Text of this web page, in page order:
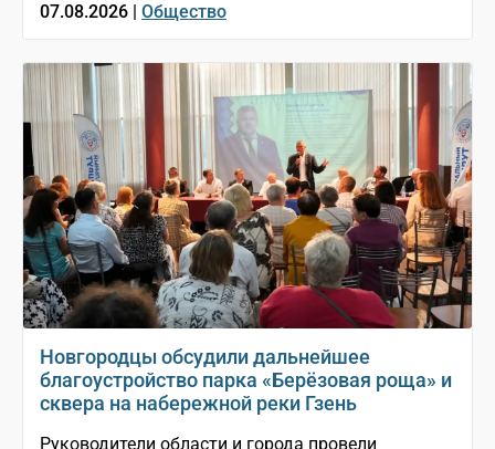
07.08.2026 | Общество
Новгородцы обсудили дальнейшее
благоустройство парка «Берёзовая роща» и
сквера на набережной реки Гзень
Руководители области и города провели